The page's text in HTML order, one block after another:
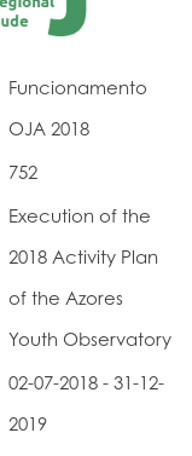
Funcionamento
OJA 2018
752
Execution of the
2018 Activity Plan
of the Azores
Youth Observatory
02-07-2018 - 31-12-
2019